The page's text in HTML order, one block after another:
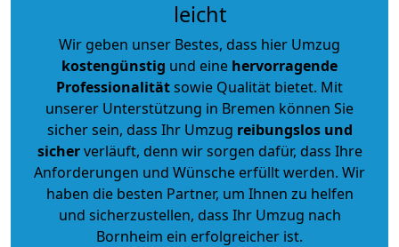
leicht
Wir geben unser Bestes, dass hier Umzug
kostengünstig und eine hervorragende
Professionalitätsowie Qualität bietet. Mit
unserer Unterstützung in Bremen können Sie
sicher sein, dass Ihr Umzug reibungslos und
sicherverläuft, denn wir sorgen dafür, dass Ihre
Anforderungen und Wünsche erfüllt werden. Wir
haben die besten Partner, um Ihnen zu helfen
und sicherzustellen, dass Ihr Umzug nach
Bornheim ein erfolgreicher ist.